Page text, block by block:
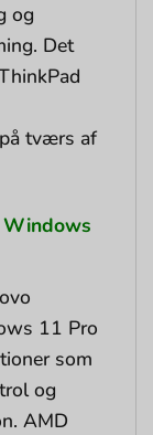
og
Det
tværs af
Windows
11 Pro
som
og
AMD